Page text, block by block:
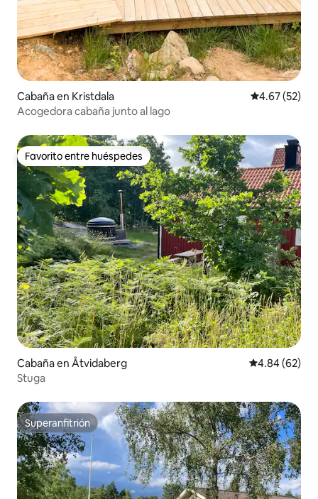
Cabaña en Kristdala Calificación
4.67 (52)
Acogedora cabaña junto al lago
Favorito entre huéspedes
Favorito entre huéspedes
Cabaña en Åtvidaberg Calificación
4.84 (62)
Stuga
Superanfitrión
Superanfitrión